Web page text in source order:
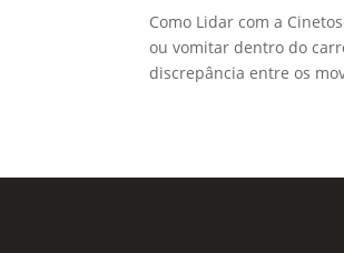
Como Lidar com a
ou vomitar dentro do
discrepância entre os